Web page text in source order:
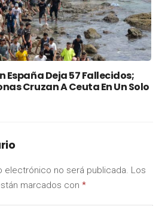
España Deja 57 Fallecidos;
Cruzan A Ceuta En Un Solo
electrónico no será publicada. Los
marcados con *